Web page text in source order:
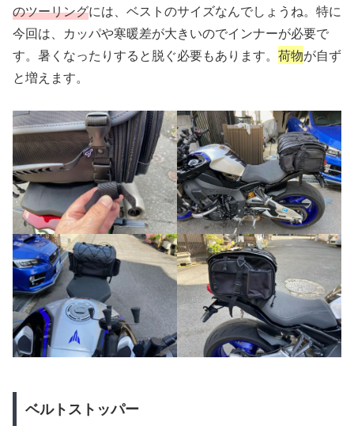
のツーリングには、ベストのサイズなんでしょうね。特に
今回は、カッパや寒暖差が大きいのでインナーが必要で
す。暑くなったりすると脱ぐ必要もあります。 荷物が自ず
と増えます。
ベルトストッパー